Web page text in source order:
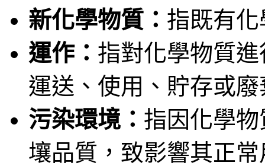
新化學物質： 指既有
運作： 指對化學物質
運送、使用、貯存或
污染環境： 指因化學
壤品質，致影響其正